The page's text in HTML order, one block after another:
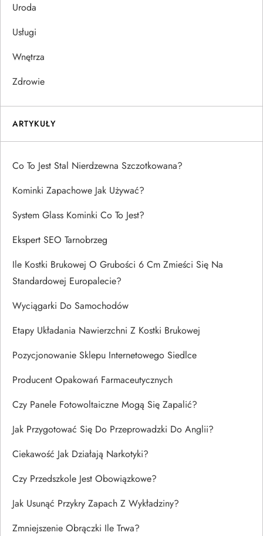
Uroda
Usługi
Wnętrza
Zdrowie
ARTYKUŁY
Co To Jest Stal Nierdzewna Szczotkowana?
Kominki Zapachowe Jak Używać?
System Glass Kominki Co To Jest?
Ekspert SEO Tarnobrzeg
Ile Kostki Brukowej O Grubości 6 Cm Zmieści Się Na
Standardowej Europalecie?
Wyciągarki Do Samochodów
Etapy Układania Nawierzchni Z Kostki Brukowej
Pozycjonowanie Sklepu Internetowego Siedlce
Producent Opakowań Farmaceutycznych
Czy Panele Fotowoltaiczne Mogą Się Zapalić?
Jak Przygotować Się Do Przeprowadzki Do Anglii?
Ciekawość Jak Działają Narkotyki?
Czy Przedszkole Jest Obowiązkowe?
Jak Usunąć Przykry Zapach Z Wykładziny?
Zmniejszenie Obrączki Ile Trwa?